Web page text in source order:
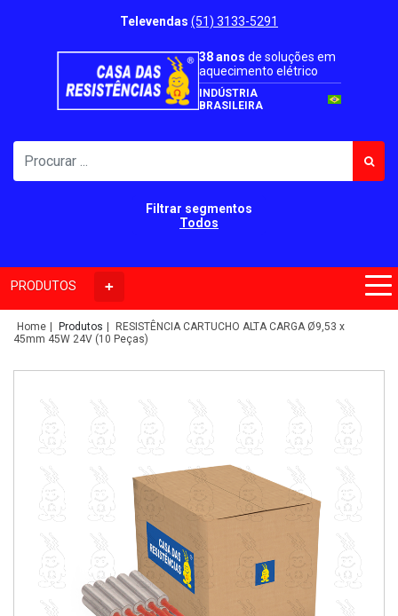
Televendas (51) 3133-5291
38 anos de soluções em
aquecimento elétrico
INDÚSTRIA
BRASILEIRA
Filtrar segmentos
Todos
PRODUTOS
Home Produtos
RESISTÊNCIA CARTUCHO ALTA CARGA Ø9,53 x
45mm 45W 24V (10 Peças)